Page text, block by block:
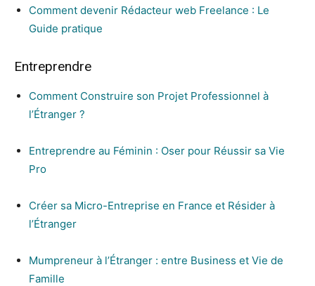
Comment devenir Rédacteur web Freelance : Le
Guide pratique
Entreprendre
Comment Construire son Projet Professionnel à
l’Étranger ?
Entreprendre au Féminin : Oser pour Réussir sa Vie
Pro
Créer sa Micro-Entreprise en France et Résider à
l’Étranger
Mumpreneur à l’Étranger : entre Business et Vie de
Famille